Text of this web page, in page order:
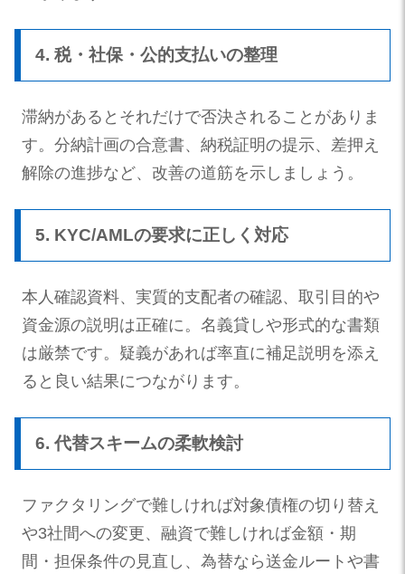
4. 税・社保・公的支払いの整理
滞納があるとそれだけで否決されることがありま
す。分納計画の合意書、納税証明の提示、差押え
解除の進捗など、改善の道筋を示しましょう。
5. KYC/AMLの要求に正しく対応
本人確認資料、実質的支配者の確認、取引目的や
資金源の説明は正確に。名義貸しや形式的な書類
は厳禁です。疑義があれば率直に補足説明を添え
ると良い結果につながります。
6. 代替スキームの柔軟検討
ファクタリングで難しければ対象債権の切り替え
や3社間への変更、融資で難しければ金額・期
間・担保条件の見直し、為替なら送金ルートや書